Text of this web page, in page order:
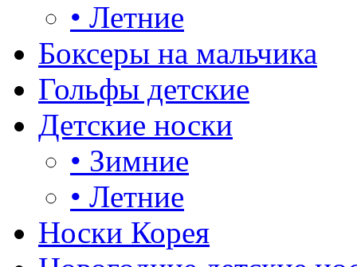
• Летние
Боксеры на мальчика
Гольфы детские
Детские носки
• Зимние
• Летние
Носки Корея